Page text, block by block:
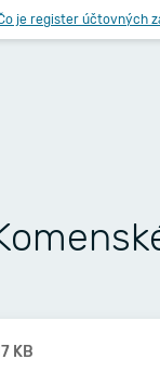
je register účtovných
KB